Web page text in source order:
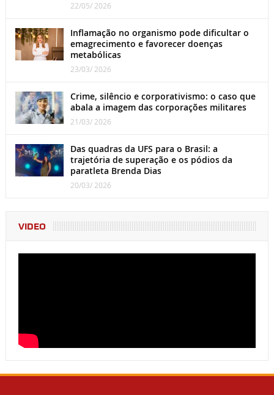
22/05/ 2026
Inflamação no organismo pode dificultar o
emagrecimento e favorecer doenças
metabólicas
23/03/ 2026
Crime, silêncio e corporativismo: o caso que
abala a imagem das corporações militares
21/03/ 2026
Das quadras da UFS para o Brasil: a
trajetória de superação e os pódios da
paratleta Brenda Dias
20/03/ 2026
VIDEO